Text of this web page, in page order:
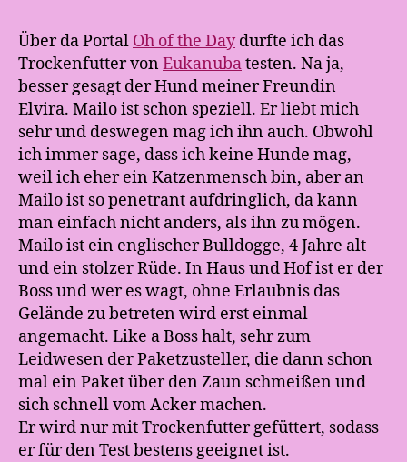
Über da Portal Oh of the Daydurfte ich das
Trockenfutter vonEukanubatesten. Na ja,
besser gesagt der Hund meiner Freundin
Elvira. Mailo ist schon speziell. Er liebt mich
sehr und deswegen mag ich ihn auch. Obwohl
ich immer sage, dass ich keine Hunde mag,
weil ich eher ein Katzenmensch bin, aber an
Mailo ist so penetrant aufdringlich, da kann
man einfach nicht anders, als ihn zu mögen.
Mailo ist ein englischer Bulldogge, 4 Jahre alt
und ein stolzer Rüde. In Haus und Hof ist er der
Boss und wer es wagt, ohne Erlaubnis das
Gelände zu betreten wird erst einmal
angemacht. Like a Boss halt, sehr zum
Leidwesen der Paketzusteller, die dann schon
mal ein Paket über den Zaun schmeißen und
sich schnell vom Acker machen.
Er wird nur mit Trockenfutter gefüttert, sodass
er für den Test bestens geeignet ist.